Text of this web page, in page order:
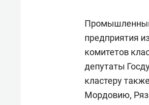
Промышленный
предприятия
комитетов
депутаты
кластеру
Мордовию,